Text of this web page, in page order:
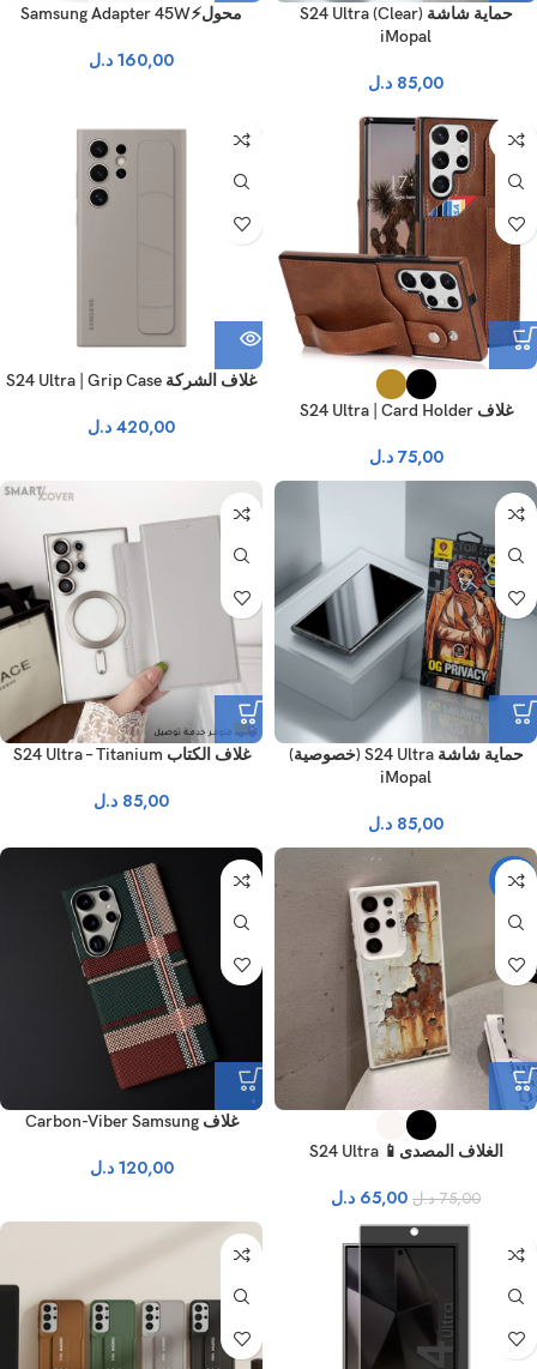
حماية شاشة S24 Ultra (Clear)
iMopal
85,00 د.ل
محول⚡Samsung Adapter 45W
160,00 د.ل
نفذ
غلاف S24 Ultra | Card Holder
75,00 د.ل
نفذ
غلاف الشركة S24 Ultra | Grip Case
420,00 د.ل
حماية شاشة S24 Ultra (خصوصية)
iMopal
85,00 د.ل
غلاف الكتاب S24 Ultra – Titanium
85,00 د.ل
-13%
الغلاف المصدى📱 S24 Ultra
75,00 د.ل 65,00 د.ل
غلاف Carbon-Viber Samsung
120,00 د.ل